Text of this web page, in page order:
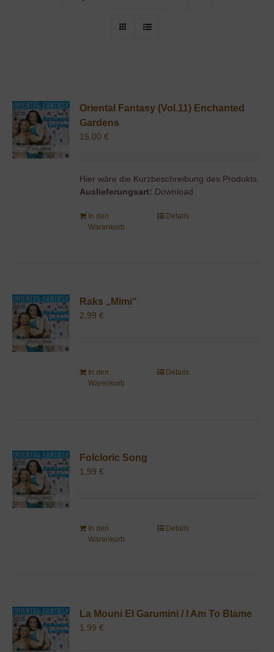
Oriental Fantasy (Vol.11) Enchanted
Gardens
15,00€
Hier wäre die Kurzbeschreibung des Produkts.
Auslieferungsart: Download
In den
Warenkorb
Details
Raks „Mimi“
2,99€
In den
Warenkorb
Details
Folcloric Song
1,99€
In den
Warenkorb
Details
La Mouni El Garumini / I Am To Blame
1,99€